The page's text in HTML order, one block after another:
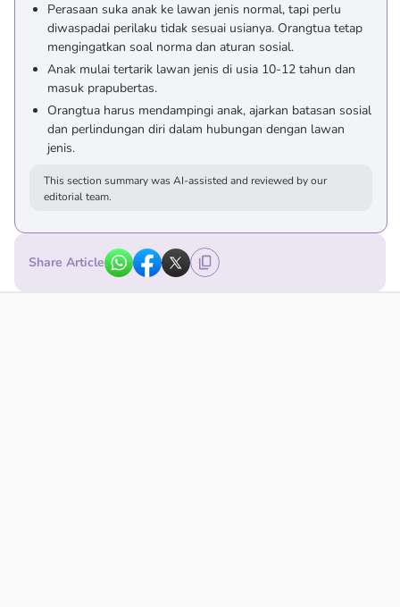
Perasaan suka anak ke lawan jenis normal, tapi perlu
diwaspadai perilaku tidak sesuai usianya. Orangtua tetap
mengingatkan soal norma dan aturan sosial.
Anak mulai tertarik lawan jenis di usia 10-12 tahun dan
masuk prapubertas.
Orangtua harus mendampingi anak, ajarkan batasan sosial
dan perlindungan diri dalam hubungan dengan lawan
jenis.
This section summary was AI-assisted and reviewed by our
editorial team.
Share Article